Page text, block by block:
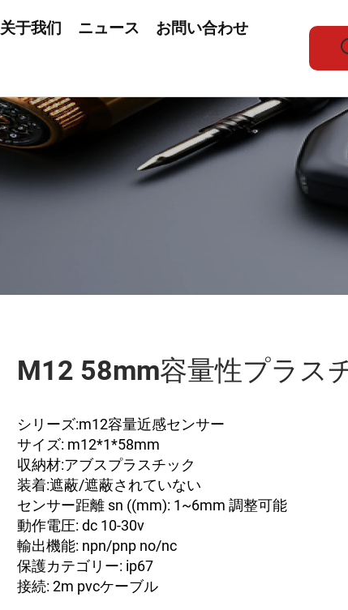
关于我们 ニュース お問い合わせ
M12 58mm容量性プラス
シリーズ:m12容量近感センサー
サイズ: m12*1*58mm
収納材:アブスプラスチック
装着:遮蔽/遮蔽されていない
センサー距離 sn ((mm): 1~6mm 調整可能
動作電圧: dc 10-30v
輸出機能: npn/pnp no/nc
保護カテゴリー: ip67
接続: 2m pvcケーブル